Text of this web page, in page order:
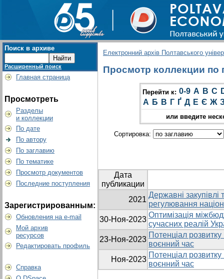
Поиск в архиве
Расширенный поиск
Главная страница
Просмотреть
Разделы
и коллекции
По дате
По автору
По заглавию
По тематике
Просмотр документов
Последние поступления
Зарегистрированным:
Обновления на e-mail
Мой архив
ресурсов
Редактировать профиль
Справка
Електронний архів Полтавського
Просмотр коллекции по
Перейти к: 0-9 A B C
А Б В Г Ґ Д Е Є Ж
или введите
Сортировка:
Дата
публикации
2021
Державні закупівлі
регулювання
30-Ноя-2023
Оптимізація
сучасних реалій
23-Ноя-2023
Потенціал
воєнний час
Ноя-2023
Потенціал
воєнний час